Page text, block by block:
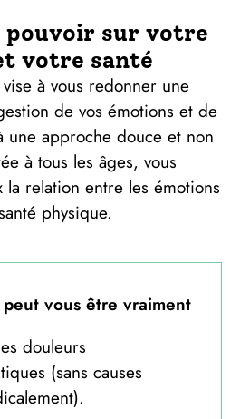
pouvoir sur votre
votre santé
à vous redonner une
de vos émotions et de
une approche douce et non
à tous les âges, vous
relation entre les émotions
physique.
vous être vraiment
douleurs
(sans causes